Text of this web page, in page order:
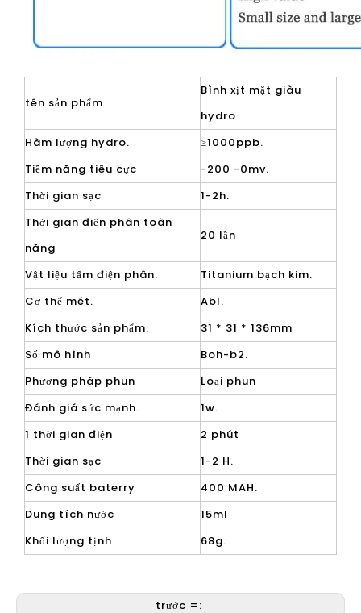
tên sản phẩm
Bình xịt mặt giàu
hydro
Hàm lượng hydro.
≥1000ppb.
Tiềm năng tiêu cực
-200 -0mv.
Thời gian sạc
1-2h.
Thời gian điện phân toàn
năng
20 lần
Vật liệu tấm điện phân.
Titanium bạch kim.
Cơ thể mét.
Abl.
Kích thước sản phẩm.
31 * 31 * 136mm
Số mô hình
Boh-b2.
Phương pháp phun
Loại phun
Đánh giá sức mạnh.
1w.
1 thời gian điện
2 phút
Thời gian sạc
1-2 H.
Công suất baterry
400 MAH.
Dung tích nước
15ml
Khối lượng tịnh
68g.
trước =: